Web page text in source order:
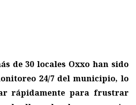
de 30 locales Oxxo han sido
24/7 del municipio, lo
rápidamente para frustrar